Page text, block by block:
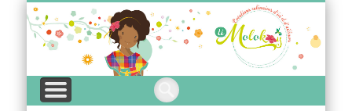
CUISINE
THÈME
INDEX
LEXIQUE
ARTICLES
A PROPOS